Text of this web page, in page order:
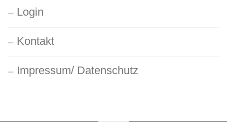
Login
Kontakt
Impressum/ Datenschutz